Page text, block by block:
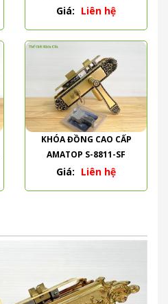
PVD
Giá: Liên hệ
KHÓA ĐỒNG CAO CẤP
AMATOP S-8811-SF
Giá: Liên hệ